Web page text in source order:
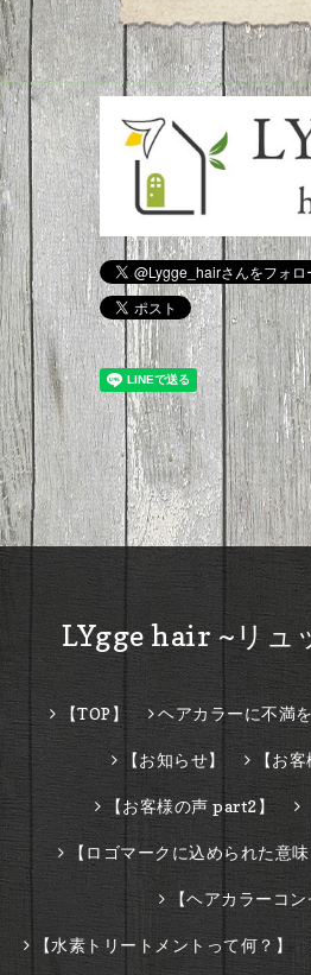
LYgge hair ~リュ
【TOP】 ヘアカラーに不満
【お知らせ】 【お
【お客様の声 part2】
【ロゴマークに込められた意味
【ヘアカラーコン
【水素トリートメントって何？】